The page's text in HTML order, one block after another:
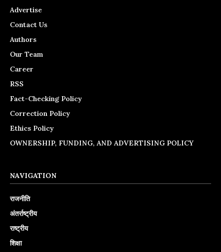
Advertise
Contact Us
Authors
Our Team
Career
RSS
Fact-Checking Policy
Correction Policy
Ethics Policy
OWNERSHIP, FUNDING, AND ADVERTISING POLICY
NAVIGATION
राजनीति
अंतर्राष्ट्रीय
राष्ट्रीय
शिक्षा